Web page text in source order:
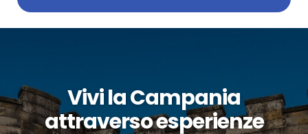
Vivi la Campania
attraverso esperienze